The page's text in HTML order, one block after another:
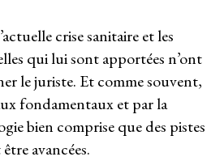
crise sanitaire et les
qui lui sont apportées n’ont
le juriste. Et comme souvent,
fondamentaux et par la
bien comprise que des pistes
avancées.